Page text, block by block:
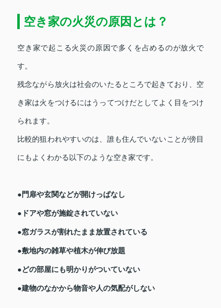
空き家の火災の原因とは？
空き家で起こる火災の原因で多くを占めるのが放火で
す。
残念ながら放火は社会のいたるところで起きており、空
き家は火をつけるにはうってつけだとしてよく目をつけ
られます。
比較的狙われやすいのは、誰も住んでいないことが傍目
にもよくわかる以下のような空き家です。
●門扉や玄関などが開けっぱなし
●ドアや窓が施錠されていない
●窓ガラスが割れたまま放置されている
●敷地内の雑草や植木が伸び放題
●どの部屋にも明かりがついていない
●建物のなかから物音や人の気配がしない